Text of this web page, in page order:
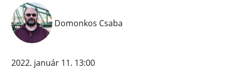
Domonkos Csaba
2022. január 11. 13:00